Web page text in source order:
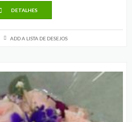
DETALHES
ADD A LISTA DE DESEJOS